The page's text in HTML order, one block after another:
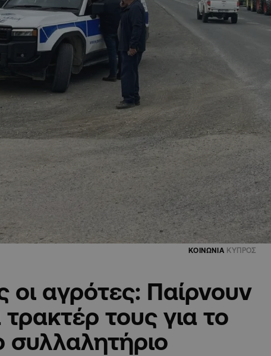
ΚΟΙΝΩΝΙΑ ΚΥΠΡΟΣ
οι αγρότες: Παίρνουν
τους για το
συλλαλητήριο